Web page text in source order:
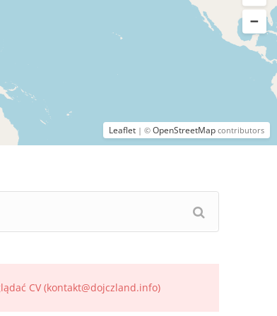
Leaflet | © OpenStreetMap contributors
CV (kontakt@dojczland.info)